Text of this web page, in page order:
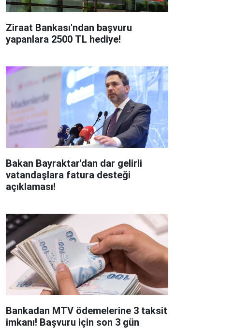
Ziraat Bankası'ndan başvuru
yapanlara 2500 TL hediye!
Bakan Bayraktar'dan dar gelirli
vatandaşlara fatura desteği
açıklaması!
Bankadan MTV ödemelerine 3 taksit
imkanı! Başvuru için son 3 gün